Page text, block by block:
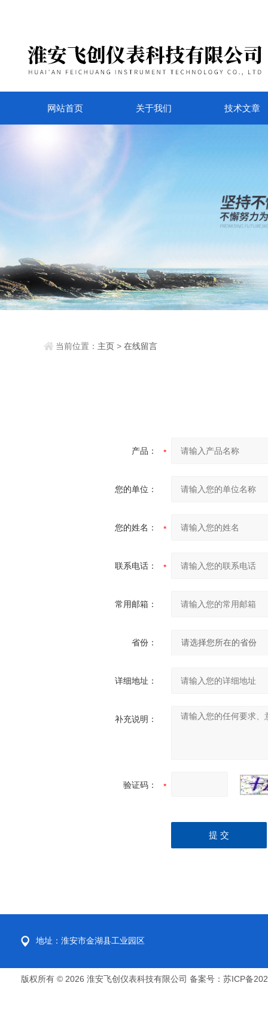
网站首页 关于我们 技术文章
当前位置： 主页> 在线留言
产品：
您的单位：
您的姓名：
联系电话：
常用邮箱：
省份：
详细地址：
补充说明：
验证码：
地址：淮安市金湖县工业园区
版权所有 © 2026 淮安飞创仪表科技有限公司 备案号：苏ICP备